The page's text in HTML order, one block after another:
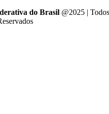
do Brasil @2025 | Todos